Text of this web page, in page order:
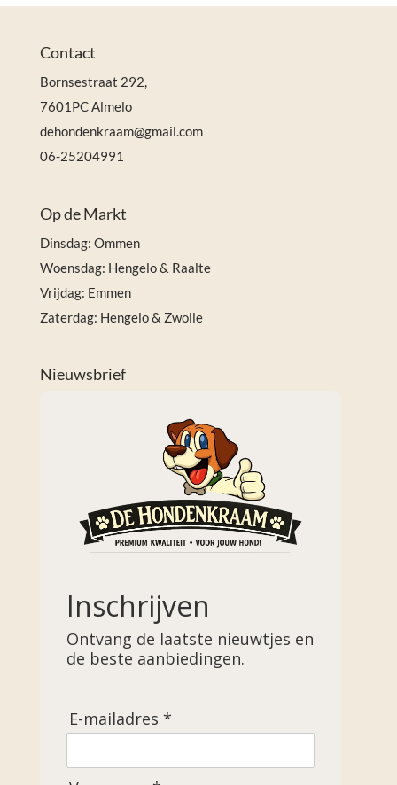
Contact
Bornsestraat 292,
7601PC Almelo
dehondenkraam@gmail.com
06-25204991
Op de Markt
Dinsdag: Ommen
Woensdag: Hengelo & Raalte
Vrijdag: Emmen
Zaterdag: Hengelo & Zwolle
Nieuwsbrief
Inschrijven
Ontvang de laatste nieuwtjes en
de beste aanbiedingen.
E-mailadres *